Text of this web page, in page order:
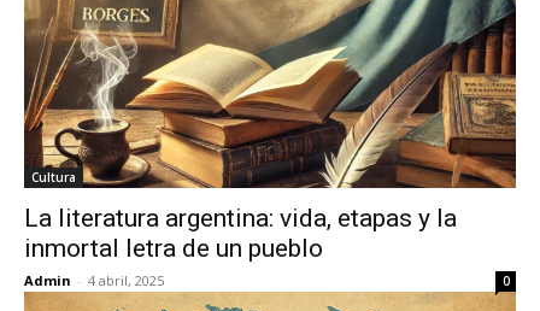
Cultura
La literatura argentina: vida, etapas y la
inmortal letra de un pueblo
Admin - 4 abril, 2025 0